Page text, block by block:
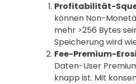
Profitabilität-
können Non-
mehr >256 Bytes
Speicherung wird
Fee-Premium-
Daten-User
knapp ist. Mit